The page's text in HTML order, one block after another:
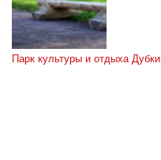
Парк культуры и отдыха Дубки